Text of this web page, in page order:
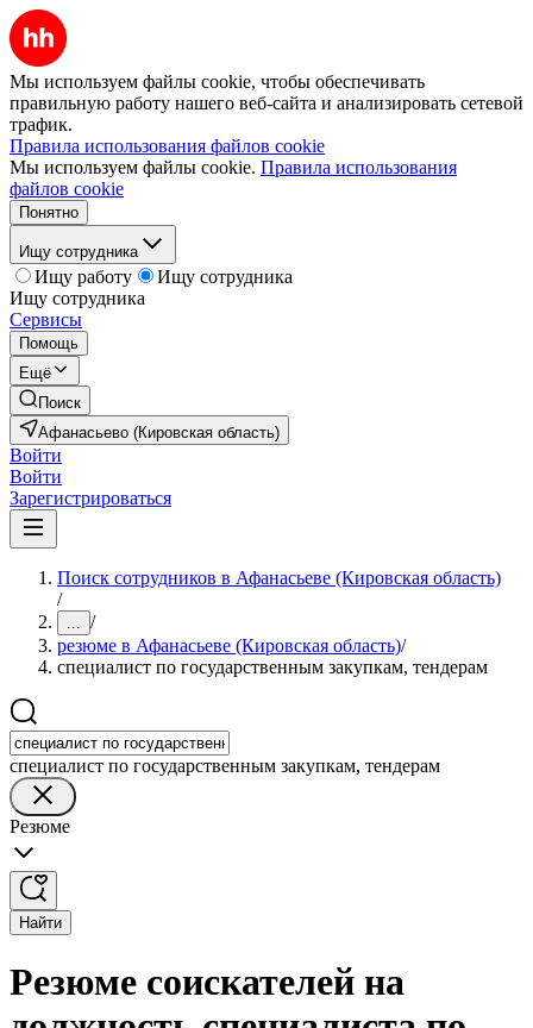
Мы используем файлы cookie, чтобы обеспечивать
правильную работу нашего веб-сайта и анализировать сетевой
трафик.
Правила использования файлов cookie
Мы используем файлы cookie. Правила использования
файлов cookie
Понятно
Ищу сотрудника
Ищу работу
Ищу сотрудника
Ищу сотрудника
Сервисы
Помощь
Ещё
Поиск
Афанасьево (Кировская область)
Войти
Войти
Зарегистрироваться
Поиск сотрудников в Афанасьеве (Кировская область)
/
... /
резюме в Афанасьеве (Кировская область)/
специалист по государственным закупкам, тендерам
специалист по государственным закупкам, тендерам
Резюме
Найти
Резюме соискателей на